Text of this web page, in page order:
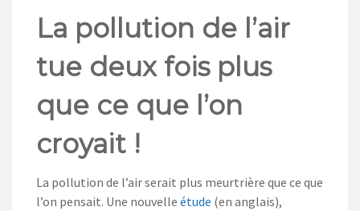
La pollution de l’air
tue deux fois plus
que ce que l’on
croyait !
La pollution de l’air serait plus meurtrière que ce que
l’on pensait. Une nouvelle étude (en anglais),